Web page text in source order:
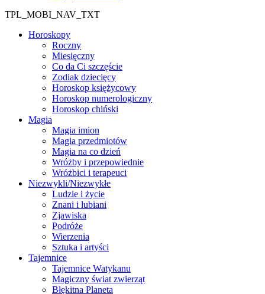
TPL_MOBI_NAV_TXT
Horoskopy
Roczny
Miesięczny
Co da Ci szczęście
Zodiak dziecięcy
Horoskop księżycowy
Horoskop numerologiczny
Horoskop chiński
Magia
Magia imion
Magia przedmiotów
Magia na co dzień
Wróżby i przepowiednie
Wróżbici i terapeuci
Niezwykli/Niezwykłe
Ludzie i życie
Znani i lubiani
Zjawiska
Podróże
Wierzenia
Sztuka i artyści
Tajemnice
Tajemnice Watykanu
Magiczny świat zwierząt
Błękitna Planeta